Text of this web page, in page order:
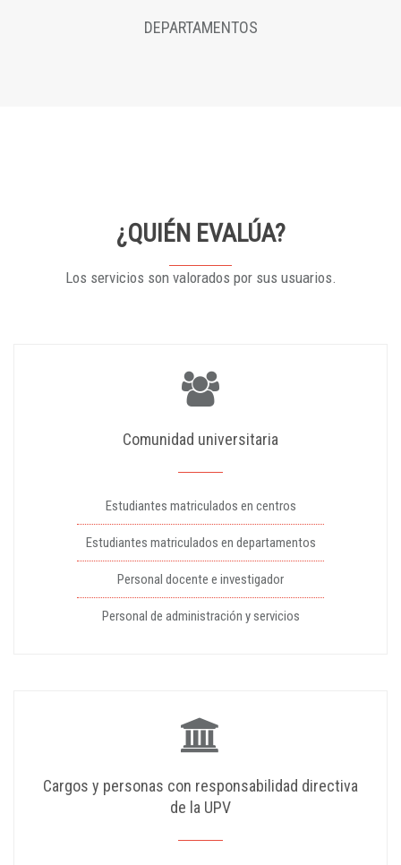
DEPARTAMENTOS
¿QUIÉN EVALÚA?
Los servicios son valorados por sus usuarios.
Comunidad universitaria
Estudiantes matriculados en centros
Estudiantes matriculados en departamentos
Personal docente e investigador
Personal de administración y servicios
Cargos y personas con responsabilidad directiva
de la UPV